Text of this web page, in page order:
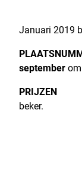
Bij
Januari 2019
september om
PRIJZEN
:
beker.